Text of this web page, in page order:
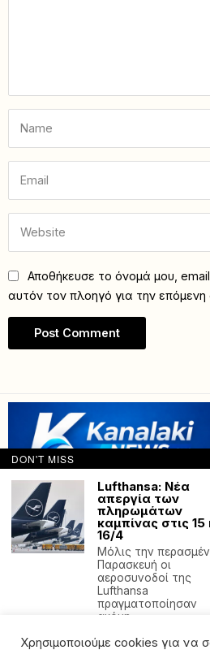
Αποθήκευσε το όνομά μου,
αυτόν τον πλοηγό για την
by Hostville”)
Χρησιμοποιούμε cookies για να
DON'T MISS
Lufthansa: Νέα
απεργία των
πληρωμάτων
καμπίνας στις 15
16/4
Μόλις την
Παρασκευή οι
αεροσυνοδοί της
Lufthansa
πραγματοποίησαν
ακόμη
Ελευσίνα: